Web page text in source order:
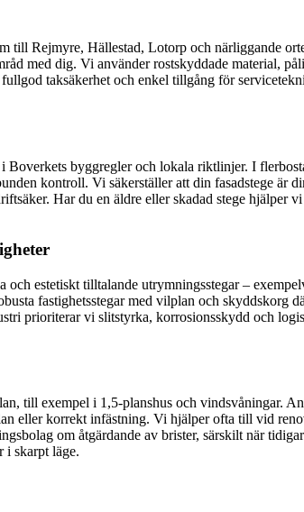
Rejmyre, Hällestad, Lotorp och närliggande
med dig. Vi använder rostskyddade material,
taksäkerhet och enkel tillgång för
byggregler och lokala riktlinjer. I
kontroll. Vi säkerställer att din fasadstege är
Har du en äldre eller skadad stege hjälper
estetiskt tilltalande utrymningsstegar –
fastighetsstegar med vilplan och skyddskorg
prioriterar vi slitstyrka, korrosionsskydd och
till exempel i 1,5-planshus och vindsvåningar.
eller korrekt infästning. Vi hjälper ofta till vid
om åtgärdande av brister, särskilt när
i skarpt läge.